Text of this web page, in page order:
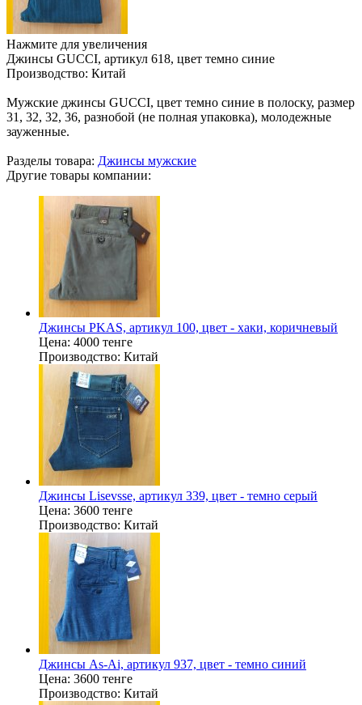
Нажмите для увеличения
Джинсы GUCCI, артикул 618, цвет темно синие
Производство: Китай
Мужские джинсы GUCCI, цвет темно синие в полоску, размер
31, 32, 32, 36, разнобой (не полная упаковка), молодежные
зауженные.
Разделы товара: Джинсы мужские
Другие товары компании:
Джинсы PKAS, артикул 100, цвет - хаки, коричневый
Цена: 4000 тенге
Производство: Китай
Джинсы Lisevsse, артикул 339, цвет - темно серый
Цена: 3600 тенге
Производство: Китай
Джинсы As-Ai, артикул 937, цвет - темно синий
Цена: 3600 тенге
Производство: Китай